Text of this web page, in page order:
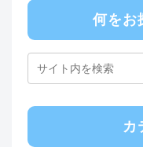
何をお
カ